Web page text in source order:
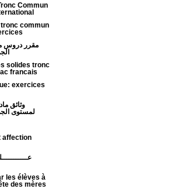
Commun
commun
مقرر دروس
solides tronc
francais
exercices
وثائق
affection
les élèves à
des mères